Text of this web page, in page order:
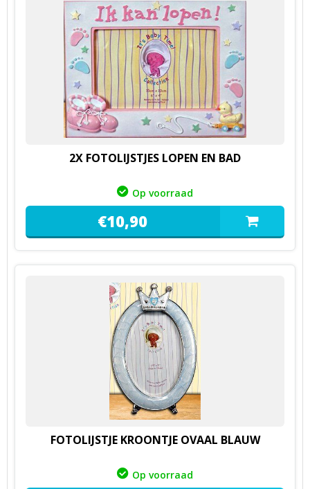
2X FOTOLIJSTJES LOPEN EN BAD
Op voorraad
€10,90
FOTOLIJSTJE KROONTJE OVAAL BLAUW
Op voorraad